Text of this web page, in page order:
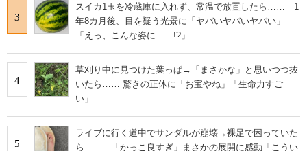
3
スイカ1玉を冷蔵庫に入れず、常温で放置したら…… 1
年8カ月後、目を疑う光景に「ヤバいヤバいヤバい」
「えっ、こんな姿に……!?」
4
草刈り中に見つけた葉っぱ→「まさかな」と思いつつ抜
いたら…… 驚きの正体に「お宝やね」「生命力すご
い」
5
ライブに行く道中でサンダルが崩壊→裸足で困っていた
ら…… 「かっこ良すぎ」まさかの展開に感動「こうい